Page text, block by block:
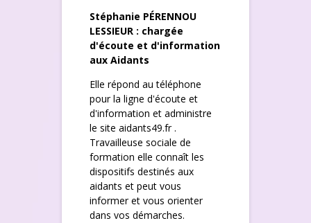
Stéphanie PÉRENNOU
LESSIEUR : chargée
d'écoute et d'information
aux Aidants
Elle répond au téléphone
pour la ligne d'écoute et
d'information et administre
le site aidants49.fr .
Travailleuse sociale de
formation elle connaît les
dispositifs destinés aux
aidants et peut vous
informer et vous orienter
dans vos démarches.